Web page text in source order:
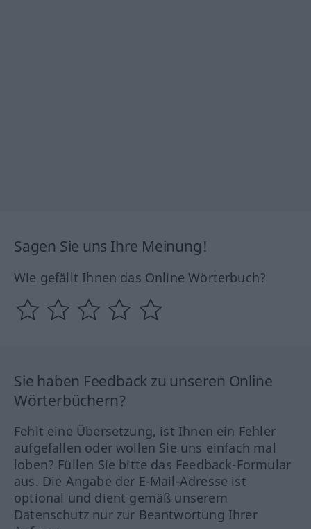
Sagen Sie uns Ihre Meinung!
Wie gefällt Ihnen das Online Wörterbuch?
Sie haben Feedback zu unseren Online
Wörterbüchern?
Fehlt eine Übersetzung, ist Ihnen ein Fehler
aufgefallen oder wollen Sie uns einfach mal
loben? Füllen Sie bitte das Feedback-Formular
aus. Die Angabe der E-Mail-Adresse ist
optional und dient gemäß unserem
Datenschutz nur zur Beantwortung Ihrer